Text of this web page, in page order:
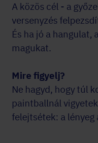
A közös cél - a
versenyzés
És ha jó a hangulat,
magukat.
Mire figyelj?
Ne hagyd, hogy túl
paintballnál
felejtsétek: a lényeg